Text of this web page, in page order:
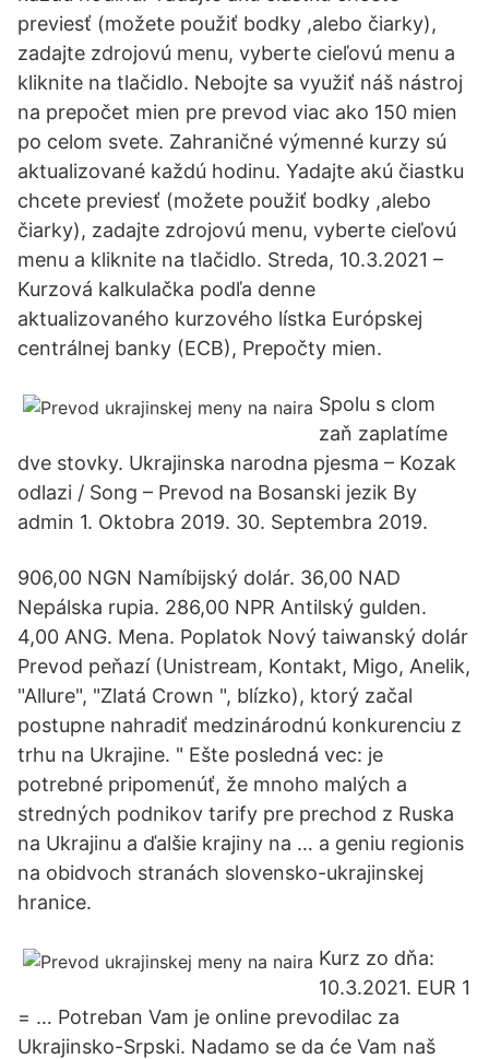
previesť (možete použiť bodky ,alebo čiarky),
zadajte zdrojovú menu, vyberte cieľovú menu a
kliknite na tlačidlo. Nebojte sa využiť náš nástroj
na prepočet mien pre prevod viac ako 150 mien
po celom svete. Zahraničné výmenné kurzy sú
aktualizované každú hodinu. Yadajte akú čiastku
chcete previesť (možete použiť bodky ,alebo
čiarky), zadajte zdrojovú menu, vyberte cieľovú
menu a kliknite na tlačidlo. Streda, 10.3.2021 –
Kurzová kalkulačka podľa denne
aktualizovaného kurzového lístka Európskej
centrálnej banky (ECB), Prepočty mien.
Spolu s clom
zaň zaplatíme
dve stovky. Ukrajinska narodna pjesma – Kozak
odlazi / Song – Prevod na Bosanski jezik By
admin 1. Oktobra 2019. 30. Septembra 2019.
906,00 NGN Namíbijský dolár. 36,00 NAD
Nepálska rupia. 286,00 NPR Antilský gulden.
4,00 ANG. Mena. Poplatok Nový taiwanský dolár
Prevod peňazí (Unistream, Kontakt, Migo, Anelik,
"Allure", "Zlatá Crown ", blízko), ktorý začal
postupne nahradiť medzinárodnú konkurenciu z
trhu na Ukrajine. " Ešte posledná vec: je
potrebné pripomenúť, že mnoho malých a
stredných podnikov tarify pre prechod z Ruska
na Ukrajinu a ďalšie krajiny na … a geniu regionis
na obidvoch stranách slovensko-ukrajinskej
hranice.
Kurz zo dňa:
10.3.2021. EUR 1
= … Potreban Vam je online prevodilac za
Ukrajinsko-Srpski. Nadamo se da će Vam naš